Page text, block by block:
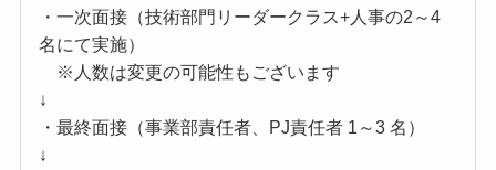
・一次面接（技術部門リーダークラス+人事の2～4
名にて実施）
※人数は変更の可能性もございます
↓
・最終面接（事業部責任者、PJ責任者 1～3 名）
↓